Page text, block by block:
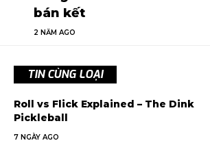
bán kết
2 NĂM AGO
TIN CÙNG LOẠI
Roll vs Flick Explained – The Dink
Pickleball
7 NGÀY AGO